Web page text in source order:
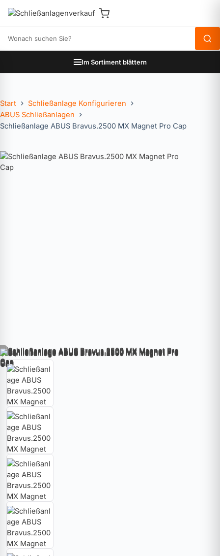
Im Sortiment blättern
Start
Schließanlage Konfigurieren
ABUS Schließanlagen
Schließanlage ABUS Bravus.2500 MX Magnet Pro Cap